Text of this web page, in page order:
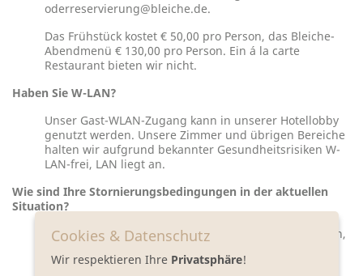
oderreservierung@bleiche.de.
Das Frühstück kostet € 50,00 pro Person, das Bleiche-
Abendmenü € 130,00 pro Person. Ein á la carte
Restaurant bieten wir nicht.
Haben Sie W-LAN?
Unser Gast-WLAN-Zugang kann in unserer Hotellobby
genutzt werden. Unsere Zimmer und übrigen Bereiche
halten wir aufgrund bekannter Gesundheitsrisiken W-
LAN-frei, LAN liegt an.
Wie sind Ihre Stornierungsbedingungen in der aktuellen
Situation?
Es gelten unsere regulären Stornierungsbedingungen,
immer den Abschluss einer
Cookies & Datenschutz
Wir respektieren Ihre Privatsphäre!